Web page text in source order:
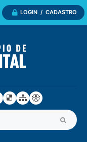
LOGIN / CADASTRO